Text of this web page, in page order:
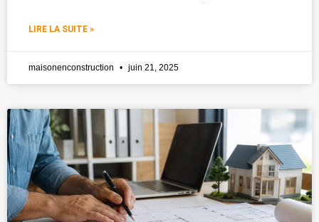
LIRE LA SUITE »
maisonenconstruction juin 21, 2025